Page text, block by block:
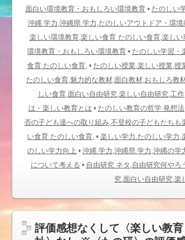
面白い環境教育・おもしろい環境教育 • たのしい
沖縄 学力,沖縄県 学力,たのしいアウトドア・環境
楽しい環境教育,楽しい食育 たのしい食育,楽し
環境教育・おもしろい環境教育 • たのしい学習・
食育 たのしい食育, • たのしい授業,楽しい授業,授
たのしい食育,魅力的な教材,面白教材,おもしろ教
しい食育,面白い自由研究,楽しい自由研究,工作
は・楽しい教育とは • たのしい教育の哲学 発想法
否の子ども達への取り組み,不登校の子どもたちも
い食育 たのしい食育, • 楽しい学力.たのしい学力,
のしい学力向上 • 沖縄 学力,沖縄県 学力,沖縄の学
について考える • 自由研究 ネタ,自由研究何やろ
究,面白い自由研究,楽
評価感想なくして〈楽しい教